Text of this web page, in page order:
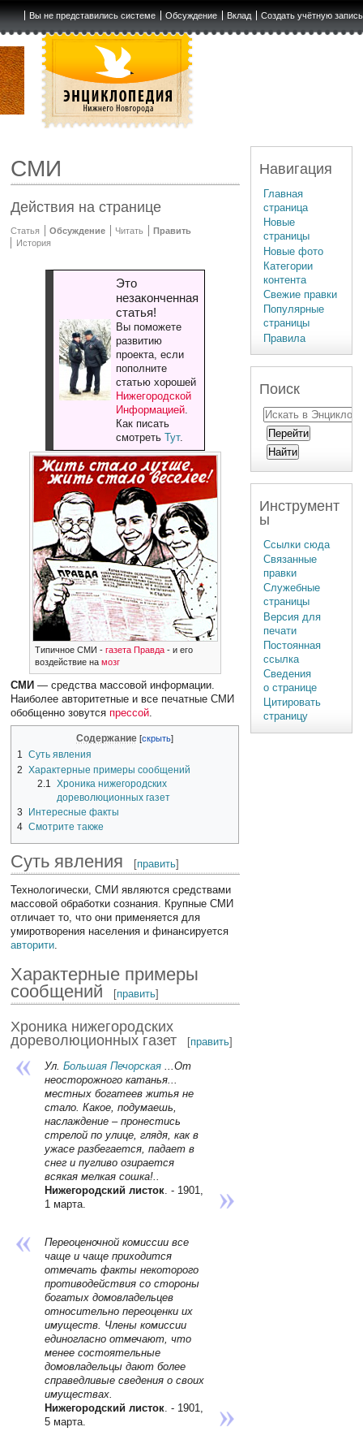
Вы не представились системе Обсуждение Вклад Создать учётную запись
СМИ
Действия на странице
Статья Обсуждение Читать
Править
История
Это
незаконченная
статья!
Вы поможете
развитию
проекта, если
пополните
статью хорошей
Нижегородской
Информацией.
Как писать
смотреть Тут.
Типичное СМИ -газета Правда - и его
воздействие намозг
СМИ — средства массовой информации.
Наиболее авторитетные и все печатные СМИ
обобщенно зовутсяпрессой.
Содержание
1
Суть явления
2
Характерные примеры сообщений
2.1
Хроника нижегородских
дореволюционных газет
3
Интересные факты
4 Смотрите также
Суть явления [править]
Технологически, СМИ являются средствами
массовой обработки сознания. Крупные СМИ
отличает то, что они применяется для
умиротворения населения и финансируется
авторити
Характерные примеры
сообщений
[править]
Хроника нижегородских
дореволюционных газет
[править]
Ул.Большая Печорская ...От
неосторожного катанья...
местных богатеев житья не
стало. Какое, подумаешь,
наслаждение – пронестись
стрелой по улице, глядя, как в
ужасе разбегается, падает в
снег и пугливо озирается
всякая мелкая сошка!..
Нижегородский листок . - 1901,
1 марта.
Переоценочной комиссии все
чаще и чаще приходится
отмечать факты некоторого
противодействия со стороны
богатых домовладельцев
относительно переоценки их
имуществ. Члены комиссии
единогласно отмечают, что
менее состоятельные
домовладельцы дают более
справедливые сведения о своих
имуществах.
Нижегородский листок. - 1901,
5 марта.
Навигация
Главная
страница
Новые
страницы
Новые фото
Категории
контента
Свежие правки
Популярные
страницы
Правила
Поиск
Инструмент
ы
Ссылки сюда
Связанные
правки
Служебные
страницы
Версия для
печати
Постоянная
ссылка
Сведения
о странице
Цитировать
страницу